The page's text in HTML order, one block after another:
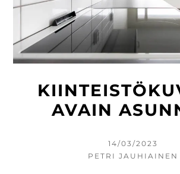
AVAIN
KIRJOITETTU
14/03/2023
KIRJOITTAJA
PETRI JAUHIAINEN